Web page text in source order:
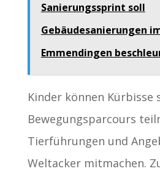
Sanierungssprint soll
Gebäudesanierungen
Emmendingen
Kinder können Kürbisse
Bewegungsparcours
Tierführungen und
Weltacker mitmachen.